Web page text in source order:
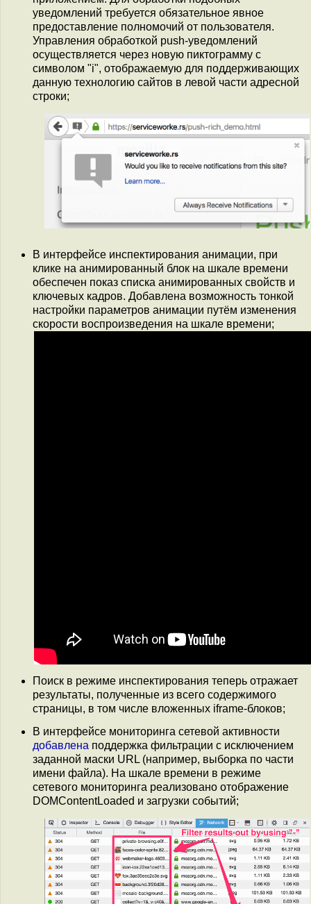
уведомлений требуется обязательное явное
предоставление полномочий от пользователя.
Управления обработкой push-уведомлений
осуществляется через новую пиктограмму с
символом "i", отображаемую для поддерживающих
данную технологию сайтов в левой части адресной
строки;
В интерфейсе инспектирования анимации, при
клике на анимированный блок на шкале времени
обеспечен показ списка анимированных свойств и
ключевых кадров. Добавлена возможность тонкой
настройки параметров анимации путём изменения
скорости воспроизведения на шкале времени;
Поиск в режиме инспектирования теперь отражает
результаты, полученные из всего содержимого
страницы, в том числе вложенных iframe-блоков;
В интерфейсе мониторинга сетевой активности
добавлена поддержка фильтрации c исключением
заданной маски URL (например, выборка по части
имени файла). На шкале времени в режиме
сетевого мониторинга реализовано отображение
DOMContentLoaded и загрузки событий;